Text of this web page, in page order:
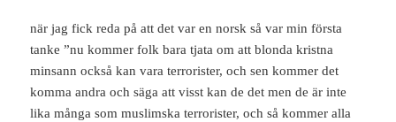
när jag fick reda på att det var en norsk så var min första
tanke ”nu kommer folk bara tjata om att blonda kristna
minsann också kan vara terrorister, och sen kommer det
komma andra och säga att visst kan de det men de är inte
lika många som muslimska terrorister, och så kommer alla